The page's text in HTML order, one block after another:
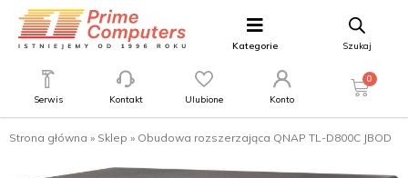
Kategorie Szukaj
Serwis Kontakt Ulubione Konto
0
Strona główna » Sklep » Obudowa rozszerzająca QNAP TL-D800C JBOD